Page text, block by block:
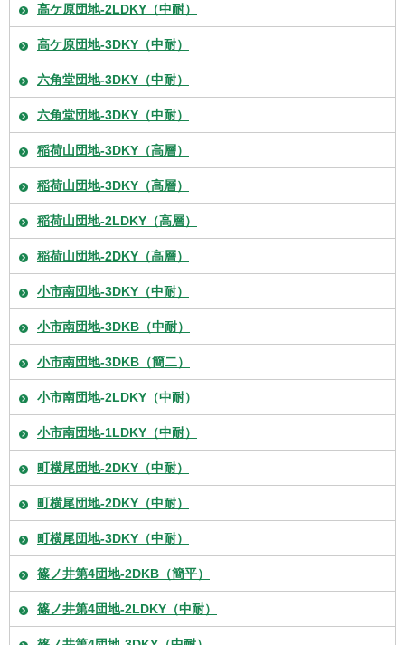
高ケ原団地-2LDKY（中耐）
高ケ原団地-3DKY（中耐）
六角堂団地-3DKY（中耐）
六角堂団地-3DKY（中耐）
稲荷山団地-3DKY（高層）
稲荷山団地-3DKY（高層）
稲荷山団地-2LDKY（高層）
稲荷山団地-2DKY（高層）
小市南団地-3DKY（中耐）
小市南団地-3DKB（中耐）
小市南団地-3DKB（簡二）
小市南団地-2LDKY（中耐）
小市南団地-1LDKY（中耐）
町横尾団地-2DKY（中耐）
町横尾団地-2DKY（中耐）
町横尾団地-3DKY（中耐）
篠ノ井第4団地-2DKB（簡平）
篠ノ井第4団地-2LDKY（中耐）